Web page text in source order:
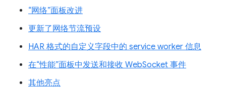
“网络”面板改进
更新了网络节流预设
HAR 格式的自定义字段中的 service worker 信息
在“性能”面板中发送和接收 WebSocket 事件
其他亮点